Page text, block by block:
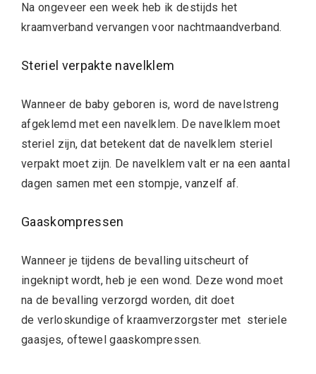
Na ongeveer een week heb ik destijds het
kraamverband vervangen voor nachtmaandverband.
Steriel verpakte navelklem
Wanneer de baby geboren is, word de navelstreng
afgeklemd met een navelklem. De navelklem moet
steriel zijn, dat betekent dat de navelklem steriel
verpakt moet zijn. De navelklem valt er na een aantal
dagen samen met een stompje, vanzelf af.
Gaaskompressen
Wanneer je tijdens de bevalling uitscheurt of
ingeknipt wordt, heb je een wond. Deze wond moet
na de bevalling verzorgd worden, dit doet
de verloskundige of kraamverzorgster met steriele
gaasjes, oftewel gaaskompressen.